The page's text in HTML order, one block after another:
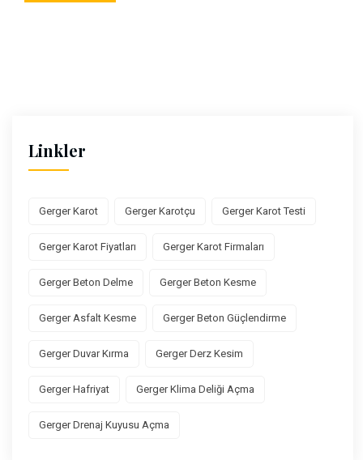
Linkler
Gerger Karot Gerger Karotçu Gerger Karot Testi
Gerger Karot Fiyatları Gerger Karot Firmaları
Gerger Beton Delme Gerger Beton Kesme
Gerger Asfalt Kesme Gerger Beton Güçlendirme
Gerger Duvar Kırma Gerger Derz Kesim
Gerger Hafriyat Gerger Klima Deliği Açma
Gerger Drenaj Kuyusu Açma